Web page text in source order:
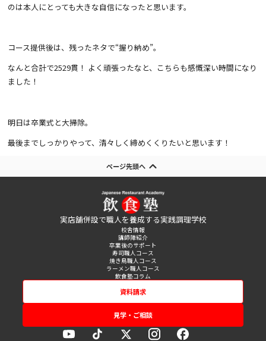
のは本人にとっても大きな自信になったと思います。
コース提供後は、残ったネタで“握り納め”。
なんと合計で2529貫！ よく頑張ったなと、こちらも感慨深い時間になり
ました！
明日は卒業式と大掃除。
最後までしっかりやって、清々しく締めくくりたいと思います！
ページ先頭へ
実店舗併設で職人を養成する実践調理学校
校舎情報
講師陣紹介
卒業後のサポート
寿司職人コース
焼き鳥職人コース
ラーメン職人コース
飲食塾コラム
資料請求
見学・ご相談